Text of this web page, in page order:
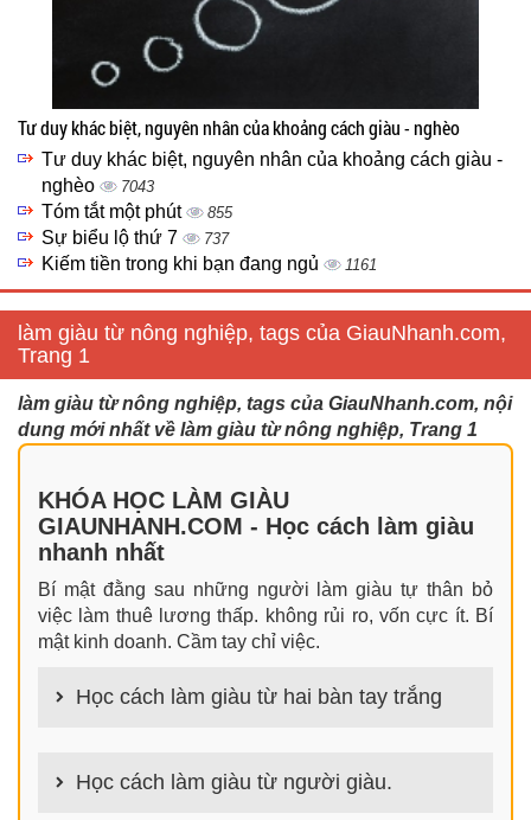
Tư duy khác biệt, nguyên nhân của khoảng cách giàu - nghèo
Tư duy khác biệt, nguyên nhân của khoảng cách giàu -
nghèo
7043
Tóm tắt một phút 855
Sự biểu lộ thứ 7 737
Kiếm tiền trong khi bạn đang ngủ 1161
làm giàu từ nông nghiệp, tags của GiauNhanh.com,
Trang 1
làm giàu từ nông nghiệp, tags của GiauNhanh.com, nội
dung mới nhất về làm giàu từ nông nghiệp, Trang 1
KHÓA HỌC LÀM GIÀU
GIAUNHANH.COM - Học cách làm giàu
nhanh nhất
Bí mật đằng sau những người làm giàu tự thân bỏ
việc làm thuê lương thấp. không rủi ro, vốn cực ít. Bí
mật kinh doanh. Cầm tay chỉ việc.
Học cách làm giàu từ hai bàn tay trắng
nhưng hiệu quả bất ngờ. Bạn có thể thành công ngay
cả khi không có gì trong tay.
Học cách làm giàu từ người giàu.